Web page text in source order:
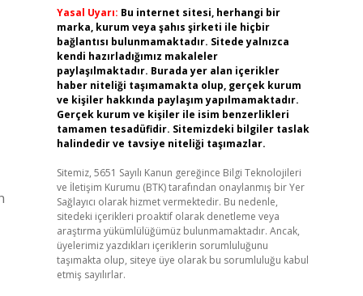
Yasal Uyarı: Bu internet sitesi, herhangi bir
marka, kurum veya şahıs şirketi ile hiçbir
bağlantısı bulunmamaktadır. Sitede yalnızca
kendi hazırladığımız makaleler
paylaşılmaktadır. Burada yer alan içerikler
haber niteliği taşımamakta olup, gerçek kurum
ve kişiler hakkında paylaşım yapılmamaktadır.
Gerçek kurum ve kişiler ile isim benzerlikleri
tamamen tesadüfidir. Sitemizdeki bilgiler taslak
halindedir ve tavsiye niteliği taşımazlar.
Sitemiz, 5651 Sayılı Kanun gereğince Bilgi Teknolojileri
ve İletişim Kurumu (BTK) tarafından onaylanmış bir Yer
Sağlayıcı olarak hizmet vermektedir. Bu nedenle,
sitedeki içerikleri proaktif olarak denetleme veya
araştırma yükümlülüğümüz bulunmamaktadır. Ancak,
üyelerimiz yazdıkları içeriklerin sorumluluğunu
taşımakta olup, siteye üye olarak bu sorumluluğu kabul
etmiş sayılırlar.